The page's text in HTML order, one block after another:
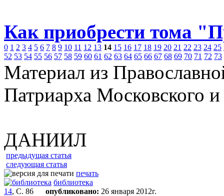
Как приобрести тома
0 1 2 3 4 5 6 7 8 9 10 11 12 13 14 15 16 17 18 19 20 21 22 23 24 25
52 53 54 55 56 57 58 59 60 61 62 63 64 65 66 67 68 69 70 71 72 73
Материал из
Патриарха Московского
ДАНИИЛ
предыдущая статья
следующая статья
печать
библиотека
14, С. 86 опубликовано: 26 января 2012г.